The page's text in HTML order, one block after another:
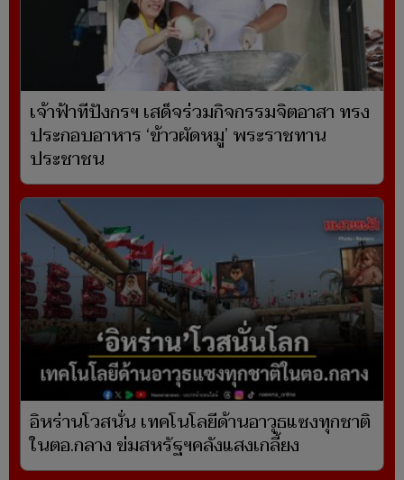
เจ้าฟ้าทีปังกรฯ เสด็จร่วมกิจกรรมจิตอาสา ทรง
ประกอบอาหาร ‘ข้าวผัดหมู’ พระราชทาน
ประชาชน
อิหร่านโวสนั่น เทคโนโลยีด้านอาวุธแซงทุกชาติ
ในตอ.กลาง ข่มสหรัฐฯคลังแสงเกลี้ยง